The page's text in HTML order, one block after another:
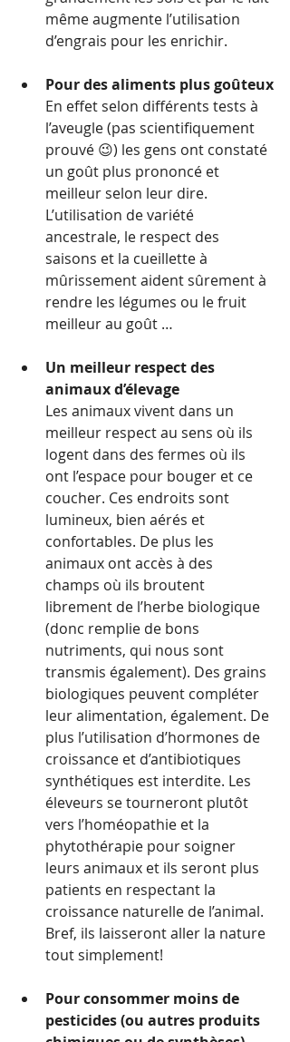
même augmente l’utilisation
d’engrais pour les enrichir.
Pour des aliments plus goûteux
En effet selon différents tests à
l’aveugle (pas scientifiquement
prouvé 😉) les gens ont constaté
un goût plus prononcé et
meilleur selon leur dire.
L’utilisation de variété
ancestrale, le respect des
saisons et la cueillette à
mûrissement aident sûrement à
rendre les légumes ou le fruit
meilleur au goût …
Un meilleur respect des
animaux d’élevage
Les animaux vivent dans un
meilleur respect au sens où ils
logent dans des fermes où ils
ont l’espace pour bouger et ce
coucher. Ces endroits sont
lumineux, bien aérés et
confortables. De plus les
animaux ont accès à des
champs où ils broutent
librement de l’herbe biologique
(donc remplie de bons
nutriments, qui nous sont
transmis également). Des grains
biologiques peuvent compléter
leur alimentation, également. De
plus l’utilisation d’hormones de
croissance et d’antibiotiques
synthétiques est interdite. Les
éleveurs se tourneront plutôt
vers l’homéopathie et la
phytothérapie pour soigner
leurs animaux et ils seront plus
patients en respectant la
croissance naturelle de l’animal.
Bref, ils laisseront aller la nature
tout simplement!
Pour consommer moins de
pesticides (ou autres produits